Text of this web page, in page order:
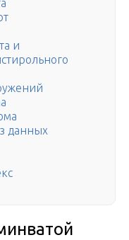
и
данных